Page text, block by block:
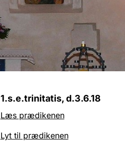
1.s.e.trinitatis, d.3.6.18
Læs prædikenen
Lyt til prædikenen